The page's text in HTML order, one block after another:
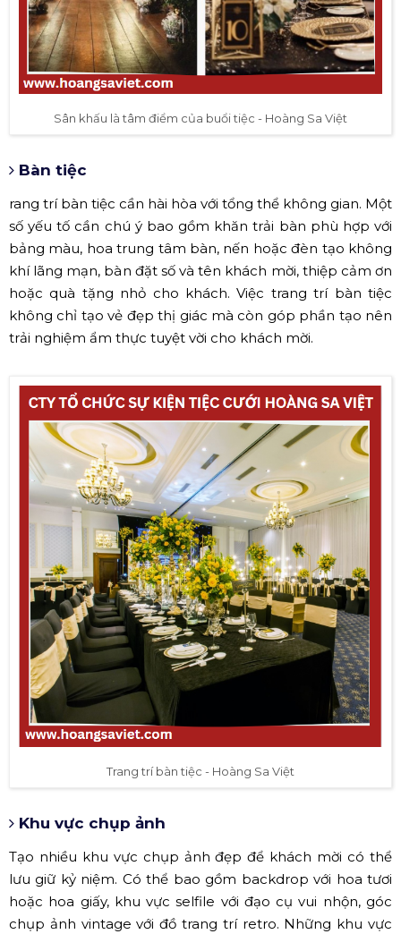
Sân khấu là tâm điểm của buổi tiệc - Hoàng Sa Việt
Bàn tiệc
rang trí bàn tiệc cần hài hòa với tổng thể không gian. Một
số yếu tố cần chú ý bao gồm khăn trải bàn phù hợp với
bảng màu, hoa trung tâm bàn, nến hoặc đèn tạo không
khí lãng mạn, bàn đặt số và tên khách mời, thiệp cảm ơn
hoặc quà tặng nhỏ cho khách. Việc trang trí bàn tiệc
không chỉ tạo vẻ đẹp thị giác mà còn góp phần tạo nên
trải nghiệm ẩm thực tuyệt vời cho khách mời.
Trang trí bàn tiệc - Hoàng Sa Việt
Khu vực chụp ảnh
Tạo nhiều khu vực chụp ảnh đẹp để khách mời có thể
lưu giữ kỷ niệm. Có thể bao gồm backdrop với hoa tươi
hoặc hoa giấy, khu vực selfile với đạo cụ vui nhộn, góc
chụp ảnh vintage với đồ trang trí retro. Những khu vực